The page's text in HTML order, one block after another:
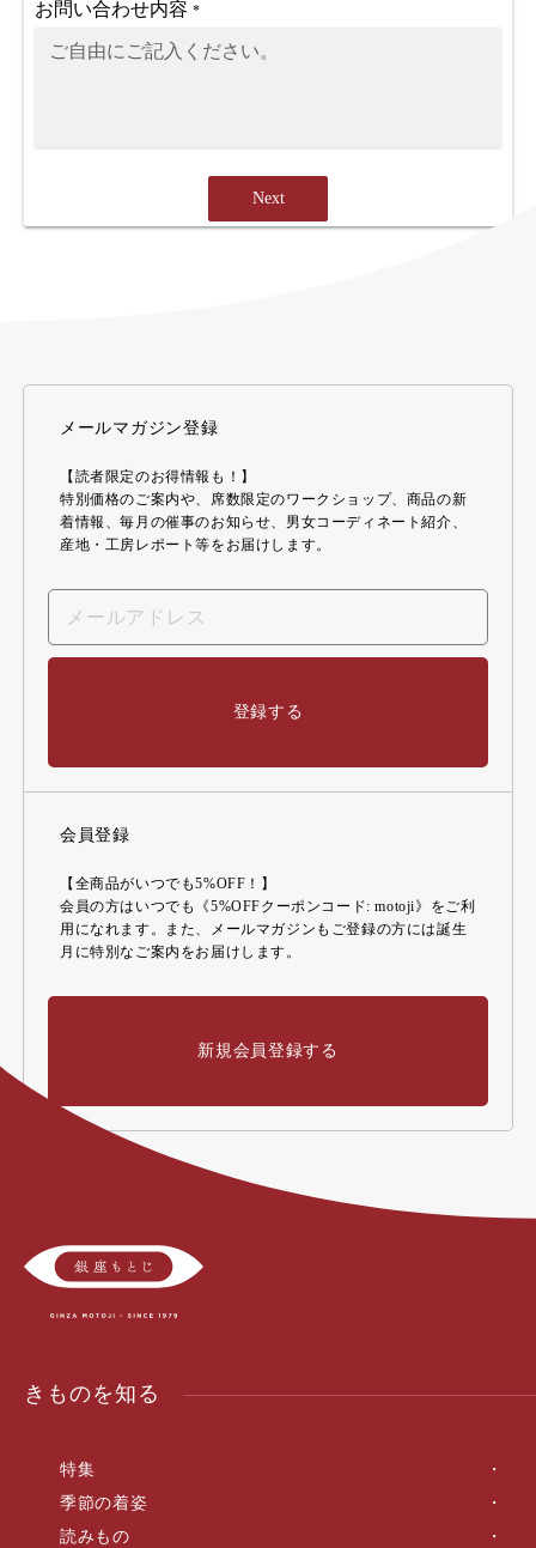
お問い合わせ内容 *
Next
メールマガジン登録
【読者限定のお得情報も！】
特別価格のご案内や、席数限定のワークショップ、商品の新
着情報、毎月の催事のお知らせ、男女コーディネート紹介、
産地・工房レポート等をお届けします。
登録する
会員登録
【全商品がいつでも5%OFF！】
会員の方はいつでも《5%OFFクーポンコード: motoji》をご利
用になれます。また、メールマガジンもご登録の方には誕生
月に特別なご案内をお届けします。
新規会員登録する
きものを知る
特集
季節の着姿
読みもの